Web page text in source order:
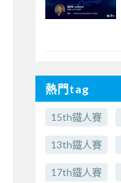
熱門tag
15th鐵人賽
13th鐵人賽
17th鐵人賽